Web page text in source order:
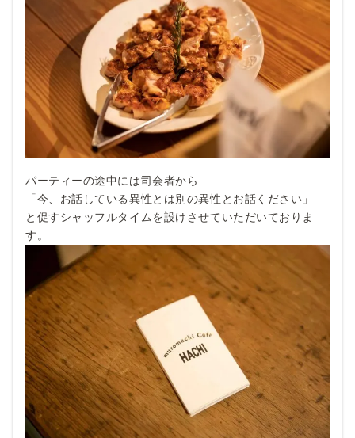
パーティーの途中には司会者から
「今、お話している異性とは別の異性とお話ください」
と促すシャッフルタイムを設けさせていただいておりま
す。